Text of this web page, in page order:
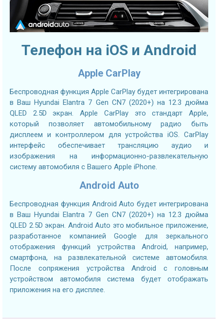
Телефон на iOS и Android
Apple CarPlay
Беспроводная функция Apple CarPlay будет интегрирована
в Ваш Hyundai Elantra 7 Gen CN7 (2020+) на 12.3 дюйма
QLED 2.5D экран. Apple CarPlay это стандарт Apple,
который позволяет автомобильному радио быть
дисплеем и контроллером для устройства iOS. CarPlay
интерфейс обеспечивает трансляцию аудио и
изображения на информационно-развлекательную
систему автомобиля с Вашего Apple iPhone.
Android Auto
Беспроводная функция Android Auto будет интегрирована
в Ваш Hyundai Elantra 7 Gen CN7 (2020+) на 12.3 дюйма
QLED 2.5D экран. Android Auto это мобильное приложение,
разработанное компанией Google для зеркального
отображения функций устройства Android, например,
смартфона, на развлекательной системе автомобиля.
После сопряжения устройства Android с головным
устройством автомобиля система будет отображать
приложения на его дисплее.